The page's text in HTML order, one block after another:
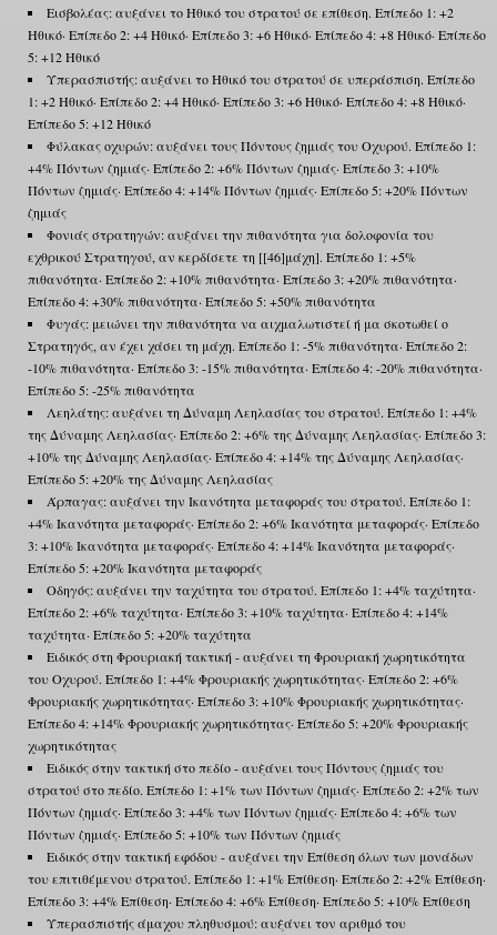
Εισβολέας: αυξάνει το Ηθικό του στρατού σε επίθεση. Επίπεδο 1: +2
Ηθικό· Επίπεδο 2: +4 Ηθικό· Επίπεδο 3: +6 Ηθικό· Επίπεδο 4: +8 Ηθικό· Επίπεδο
5: +12 Ηθικό
Υπερασπιστής: αυξάνει το Ηθικό του στρατού σε υπεράσπιση. Επίπεδο
1: +2 Ηθικό· Επίπεδο 2: +4 Ηθικό· Επίπεδο 3: +6 Ηθικό· Επίπεδο 4: +8 Ηθικό·
Επίπεδο 5: +12 Ηθικό
Φύλακας οχυρών: αυξάνει τους Πόντους ζημιάς του Οχυρού. Επίπεδο 1:
+4% Πόντων ζημιάς· Επίπεδο 2: +6% Πόντων ζημιάς· Επίπεδο 3: +10%
Πόντων ζημιάς· Επίπεδο 4: +14% Πόντων ζημιάς· Επίπεδο 5: +20% Πόντων
ζημιάς
Φονιάς στρατηγών: αυξάνει την πιθανότητα για δολοφονία του
εχθρικού Στρατηγού, αν κερδίσετε τη [[46]μάχη]. Επίπεδο 1: +5%
πιθανότητα· Επίπεδο 2: +10% πιθανότητα· Επίπεδο 3: +20% πιθανότητα·
Επίπεδο 4: +30% πιθανότητα· Επίπεδο 5: +50% πιθανότητα
Φυγάς: μειώνει την πιθανότητα να αιχμαλωτιστεί ή μα σκοτωθεί ο
Στρατηγός, αν έχει χάσει τη μάχη. Επίπεδο 1: -5% πιθανότητα· Επίπεδο 2:
-10% πιθανότητα· Επίπεδο 3: -15% πιθανότητα· Επίπεδο 4: -20% πιθανότητα·
Επίπεδο 5: -25% πιθανότητα
Λεηλάτης: αυξάνει τη Δύναμη Λεηλασίας του στρατού. Επίπεδο 1: +4%
της Δύναμης Λεηλασίας· Επίπεδο 2: +6% της Δύναμης Λεηλασίας· Επίπεδο 3:
+10% της Δύναμης Λεηλασίας· Επίπεδο 4: +14% της Δύναμης Λεηλασίας·
Επίπεδο 5: +20% της Δύναμης Λεηλασίας
Άρπαγας: αυξάνει την Ικανότητα μεταφοράς του στρατού. Επίπεδο 1:
+4% Ικανότητα μεταφοράς· Επίπεδο 2: +6% Ικανότητα μεταφοράς· Επίπεδο
3: +10% Ικανότητα μεταφοράς· Επίπεδο 4: +14% Ικανότητα μεταφοράς·
Επίπεδο 5: +20% Ικανότητα μεταφοράς
Οδηγός: αυξάνει την ταχύτητα του στρατού. Επίπεδο 1: +4% ταχύτητα·
Επίπεδο 2: +6% ταχύτητα· Επίπεδο 3: +10% ταχύτητα· Επίπεδο 4: +14%
ταχύτητα· Επίπεδο 5: +20% ταχύτητα
Ειδικός στη Φρουριακή τακτική - αυξάνει τη Φρουριακή χωρητικότητα
του Οχυρού. Επίπεδο 1: +4% Φρουριακής χωρητικότητας· Επίπεδο 2: +6%
Φρουριακής χωρητικότητας· Επίπεδο 3: +10% Φρουριακής χωρητικότητας·
Επίπεδο 4: +14% Φρουριακής χωρητικότητας· Επίπεδο 5: +20% Φρουριακής
χωρητικότητας
Ειδικός στην τακτική στο πεδίο - αυξάνει τους Πόντους ζημιάς του
στρατού στο πεδίο. Επίπεδο 1: +1% των Πόντων ζημιάς· Επίπεδο 2: +2% των
Πόντων ζημιάς· Επίπεδο 3: +4% των Πόντων ζημιάς· Επίπεδο 4: +6% των
Πόντων ζημιάς· Επίπεδο 5: +10% των Πόντων ζημιάς
Ειδικός στην τακτική εφόδου - αυξάνει την Επίθεση όλων των μονάδων
του επιτιθέμενου στρατού. Επίπεδο 1: +1% Επίθεση· Επίπεδο 2: +2% Επίθεση·
Επίπεδο 3: +4% Επίθεση· Επίπεδο 4: +6% Επίθεση· Επίπεδο 5: +10% Επίθεση
Υπερασπιστής άμαχου πληθυσμού: αυξάνει τον αριθμό του